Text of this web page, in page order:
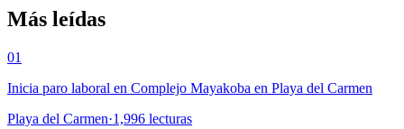
Más leídas
01
Inicia paro laboral en Complejo Mayakoba en Playa del Carmen
Playa del Carmen·1,996 lecturas